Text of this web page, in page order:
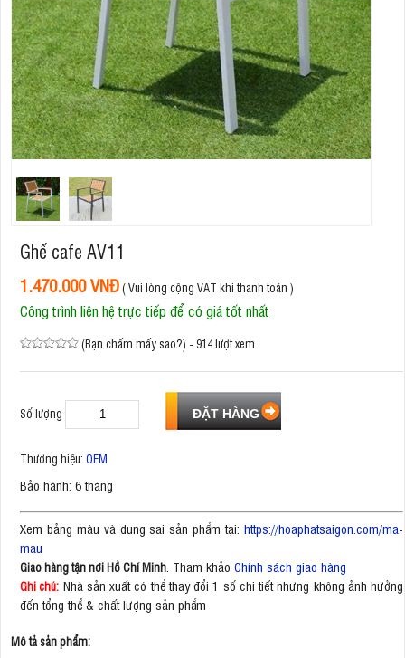
Ghế cafe AV11
1.470.000 VNĐ( Vui lòng cộng VAT khi thanh toán )
Công trình liên hệ trực tiếp để có giá tốt nhất
(Bạn chấm mấy sao?) - 914 lượt xem
Số lượng
Thương hiệu: OEM
Bảo hành: 6 tháng
Xem bảng màu và dung sai sản phẩm tại: https://hoaphatsaigon.com/ma-
mau
Giao hàng tận nơi Hồ Chí Minh . Tham khảo Chính sách giao hàng
Ghi chú: Nhà sản xuất có thể thay đổi 1 số chi tiết nhưng không ảnh hưởng
đến tổng thể & chất lượng sản phẩm
Mô tả sản phẩm: